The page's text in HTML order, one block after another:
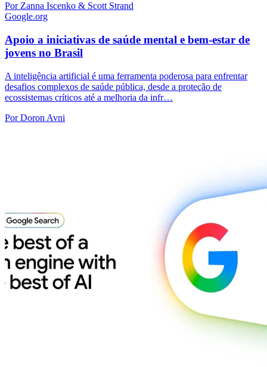
Por Zanna Iscenko & Scott Strand
Google.org
Apoio a iniciativas de saúde mental e bem-estar de
jovens no Brasil
A inteligência artificial é uma ferramenta poderosa para enfrentar
desafios complexos de saúde pública, desde a proteção de
ecossistemas críticos até a melhoria da infr…
Por Doron Avni